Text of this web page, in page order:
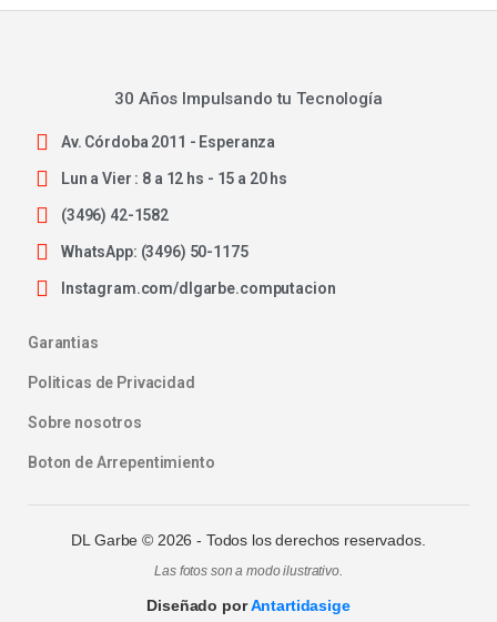
30 Años Impulsando tu Tecnología
Av. Córdoba 2011 - Esperanza
Lun a Vier : 8 a 12 hs - 15 a 20 hs
(3496) 42-1582
WhatsApp: (3496) 50-1175
Instagram.com/dlgarbe.computacion
Garantias
Politicas de Privacidad
Sobre nosotros
Boton de Arrepentimiento
DL Garbe © 2026 - Todos los derechos reservados.
Las fotos son a modo ilustrativo.
Diseñado porAntartidasige